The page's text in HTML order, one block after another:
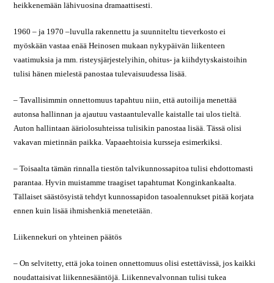
heikkenemään lähivuosina dramaattisesti.
1960 – ja 1970 –luvulla rakennettu ja suunniteltu tieverkosto ei
myöskään vastaa enää Heinosen mukaan nykypäivän liikenteen
vaatimuksia ja mm. risteysjärjestelyihin, ohitus- ja kiihdytyskaistoihin
tulisi hänen mielestä panostaa tulevaisuudessa lisää.
– Tavallisimmin onnettomuus tapahtuu niin, että autoilija menettää
autonsa hallinnan ja ajautuu vastaantulevalle kaistalle tai ulos tieltä.
Auton hallintaan ääriolosuhteissa tulisikin panostaa lisää. Tässä olisi
vakavan mietinnän paikka. Vapaaehtoisia kursseja esimerkiksi.
– Toisaalta tämän rinnalla tiestön talvikunnossapitoa tulisi ehdottomasti
parantaa. Hyvin muistamme traagiset tapahtumat Konginkankaalta.
Tällaiset säästösyistä tehdyt kunnossapidon tasoalennukset pitää korjata
ennen kuin lisää ihmishenkiä menetetään.
Liikennekuri on yhteinen päätös
– On selvitetty, että joka toinen onnettomuus olisi estettävissä, jos kaikki
noudattaisivat liikennesääntöjä. Liikennevalvonnan tulisi tukea